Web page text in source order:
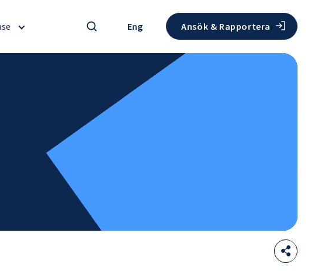
Sök
Eng Ansök & Rapportera
Öppna